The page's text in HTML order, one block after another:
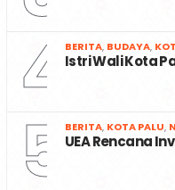
4 BERITA, BUDAYA,
Istri Wali Kota
5 BERITA, KOTA PALU,
UEA Rencana